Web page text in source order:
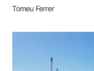
Tomeu Ferrer